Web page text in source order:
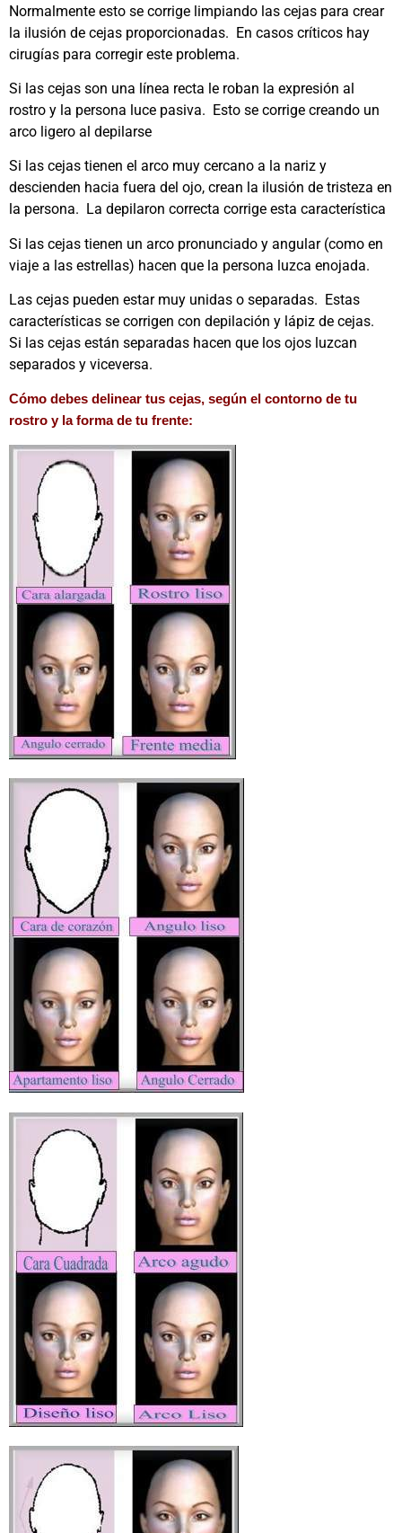
Normalmente esto se corrige limpiando las cejas para crear
la ilusión de cejas proporcionadas. En casos críticos hay
cirugías para corregir este problema.
Si las cejas son una línea recta le roban la expresión al
rostro y la persona luce pasiva. Esto se corrige creando un
arco ligero al depilarse
Si las cejas tienen el arco muy cercano a la nariz y
descienden hacia fuera del ojo, crean la ilusión de tristeza en
la persona. La depilaron correcta corrige esta característica
Si las cejas tienen un arco pronunciado y angular (como en
viaje a las estrellas) hacen que la persona luzca enojada.
Las cejas pueden estar muy unidas o separadas. Estas
características se corrigen con depilación y lápiz de cejas.
Si las cejas están separadas hacen que los ojos luzcan
separados y viceversa.
Cómo debes delinear tus cejas, según el contorno de tu
rostro y la forma de tu frente: